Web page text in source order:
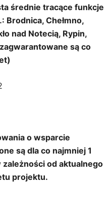
średnie tracące funkcje
Brodnica, Chełmno,
nad Notecią, Rypin,
są co
o wsparcie
są dla co najmniej 1
od aktualnego
projektu.